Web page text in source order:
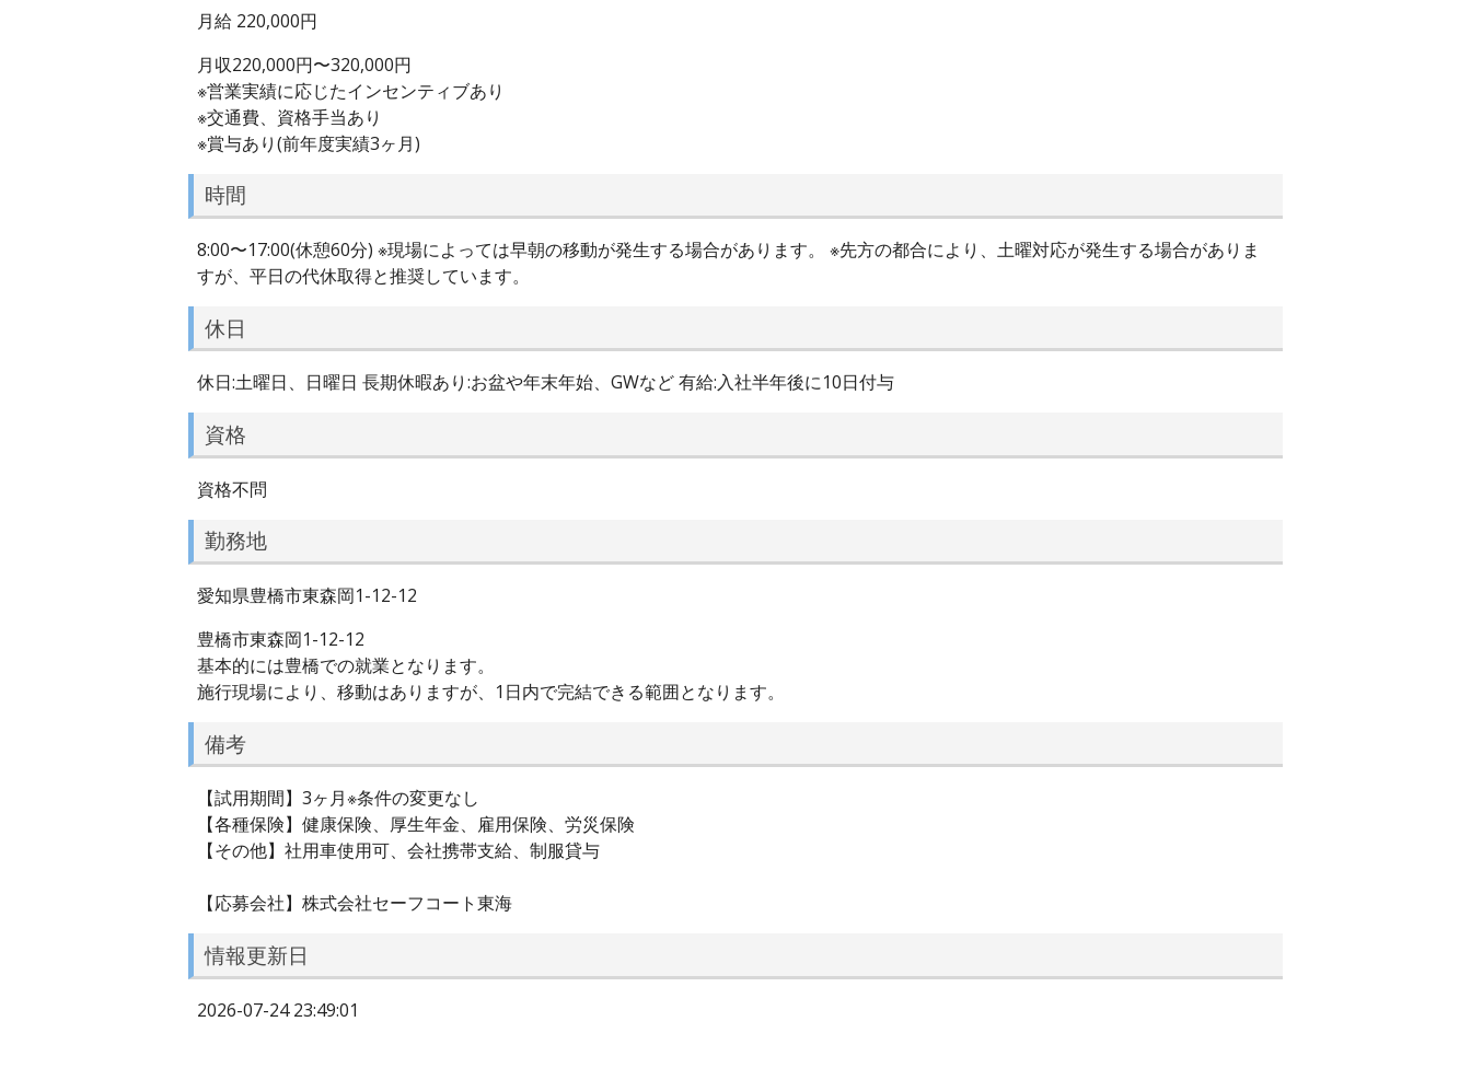
月給 220,000円
月収220,000円〜320,000円
※営業実績に応じたインセンティブあり
※交通費、資格手当あり
※賞与あり(前年度実績3ヶ月)
時間
8:00〜17:00(休憩60分) ※現場によっては早朝の移動が発生する場合があります。 ※先方の都合により、土曜対応が発生する場合がありま
すが、平日の代休取得と推奨しています。
休日
休日:土曜日、日曜日 長期休暇あり:お盆や年末年始、GWなど 有給:入社半年後に10日付与
資格
資格不問
勤務地
愛知県豊橋市東森岡1-12-12
豊橋市東森岡1-12-12
基本的には豊橋での就業となります。
施行現場により、移動はありますが、1日内で完結できる範囲となります。
備考
【試用期間】3ヶ月※条件の変更なし
【各種保険】健康保険、厚生年金、雇用保険、労災保険
【その他】社用車使用可、会社携帯支給、制服貸与
【応募会社】株式会社セーフコート東海
情報更新日
2026-07-24 23:49:01